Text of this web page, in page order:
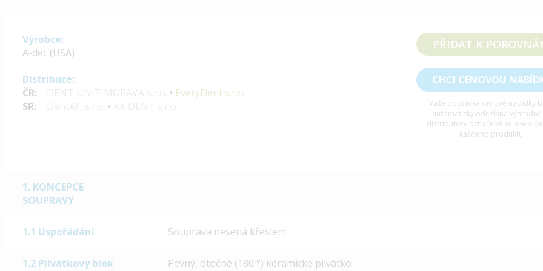
Výrobce:
A-dec (USA)
Distribuce:
ČR:
• EveryDent s.r.o.
SR:
•
PŘIDAT K
CHCI CENOVOU
Vaše poptávka cenové nabídky
automaticky odeslána výhradně
distributory označené zeleně v
každého produktu.
1. KONCEPCE
SOUPRAVY
1.1 Uspořádání Souprava nesená křeslem
1.2 Plivátkový blok Pevný, otočné (180 °) keramické plivátko